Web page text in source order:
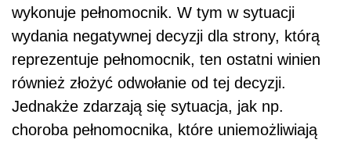
wykonuje pełnomocnik. W tym w sytuacji
wydania negatywnej decyzji dla strony, którą
reprezentuje pełnomocnik, ten ostatni winien
również złożyć odwołanie od tej decyzji.
Jednakże zdarzają się sytuacja, jak np.
choroba pełnomocnika, które uniemożliwiają